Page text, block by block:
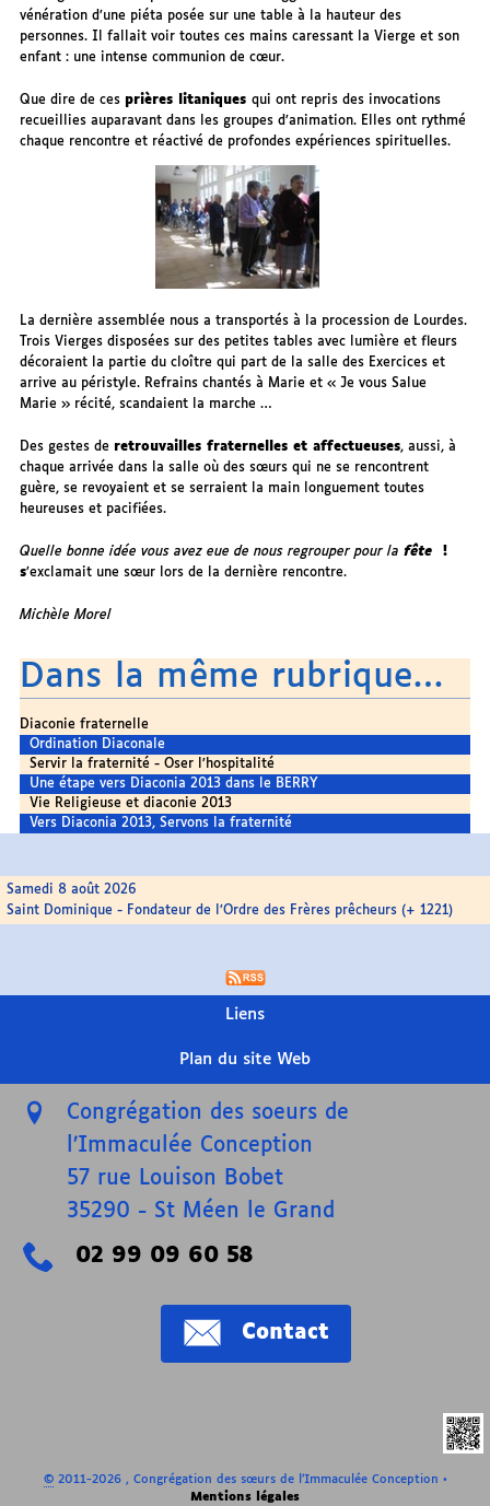
vénération d’une piéta posée sur une table à la hauteur des
personnes. Il fallait voir toutes ces mains caressant la Vierge et son
enfant : une intense communion de cœur.
Que dire de ces prières litaniquesqui ont repris des invocations
recueillies auparavant dans les groupes d’animation. Elles ont rythmé
chaque rencontre et réactivé de profondes expériences spirituelles.
La dernière assemblée nous a transportés à la procession de Lourdes.
Trois Vierges disposées sur des petites tables avec lumière et fleurs
décoraient la partie du cloître qui part de la salle des Exercices et
arrive au péristyle. Refrains chantés à Marie et « Je vous Salue
Marie » récité, scandaient la marche …
Des gestes de retrouvailles fraternelles et affectueuses, aussi, à
chaque arrivée dans la salle où des sœurs qui ne se rencontrent
guère, se revoyaient et se serraient la main longuement toutes
heureuses et pacifiées.
Quelle bonne idée vous avez eue de nous regrouper pour lafête
!
s’exclamait une sœur lors de la dernière rencontre.
Michèle Morel
Dans la même rubrique…
Diaconie fraternelle
Ordination Diaconale
Servir la fraternité - Oser l’hospitalité
Une étape vers Diaconia 2013 dans le BERRY
Vie Religieuse et diaconie 2013
Vers Diaconia 2013, Servons la fraternité
Samedi 8 août 2026
Saint Dominique - Fondateur de l’Ordre des Frères prêcheurs (+ 1221)
Liens
Plan du site Web
Congrégation des soeurs de
l’Immaculée Conception
57 rue Louison Bobet
35290 - St Méen le Grand
02 99 09 60 58
Contact
©2011-2026 , Congrégation des sœurs de l’Immaculée Conception •
Mentions légales